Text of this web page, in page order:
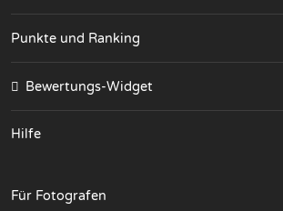
Punkte und Ranking
Bewertungs-Widget
Hilfe
Für Fotografen